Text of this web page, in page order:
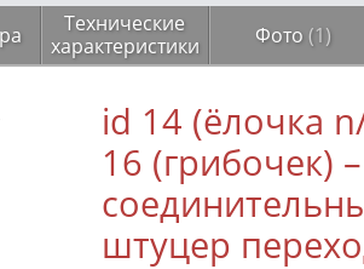
Технические
характеристики
Фото(1)
id 14 (ёлочка
16 (грибочек)
штуцер